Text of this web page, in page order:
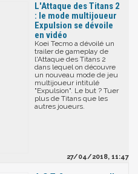
L'Attaque des Titans 2
: le mode multijoueur
Expulsion se dévoile
en vidéo
Koei Tecmo a dévoilé un
trailer de gameplay de
l'Attaque des Titans 2
dans lequel on découvre
un nouveau mode de jeu
multijoueur intitulé
"Expulsion". Le but ? Tuer
plus de Titans que les
autres joueurs.
27/04/2018, 11:47